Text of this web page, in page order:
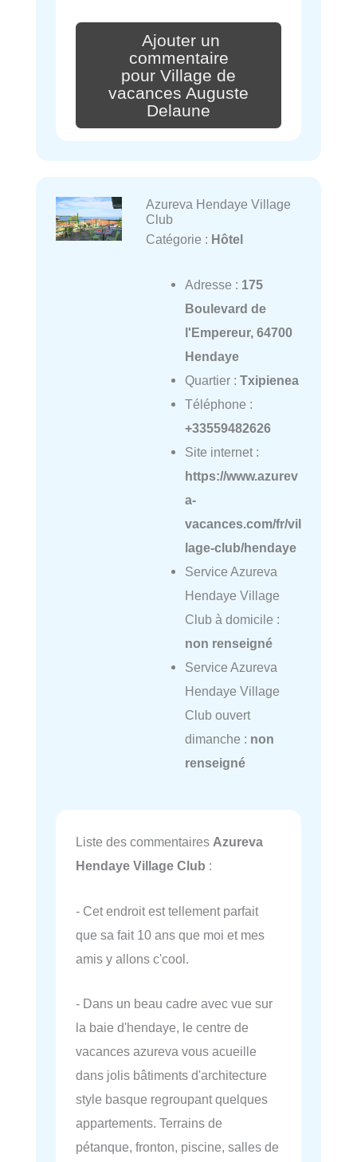
Ajouter un
commentaire
pour Village de
vacances Auguste
Delaune
Azureva Hendaye Village
Club
Catégorie : Hôtel
Adresse : 175
Boulevard de
l'Empereur, 64700
Hendaye
Quartier : Txipienea
Téléphone :
+33559482626
Site internet :
https://www.azurev
a-
vacances.com/fr/vil
lage-club/hendaye
Service Azureva
Hendaye Village
Club à domicile :
non renseigné
Service Azureva
Hendaye Village
Club ouvert
dimanche : non
renseigné
Liste des commentaires Azureva
Hendaye Village Club :
- Cet endroit est tellement parfait
que sa fait 10 ans que moi et mes
amis y allons c'cool.
- Dans un beau cadre avec vue sur
la baie d'hendaye, le centre de
vacances azureva vous acueille
dans jolis bâtiments d'architecture
style basque regroupant quelques
appartements. Terrains de
pétanque, fronton, piscine, salles de